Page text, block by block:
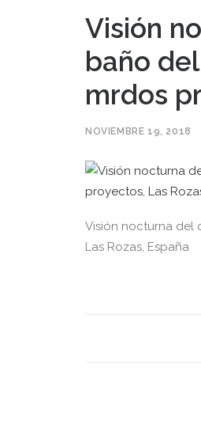
Visión
baño
mrdos
NOVIEMBRE 19, 2018
Visión nocturna del
Las Rozas, España